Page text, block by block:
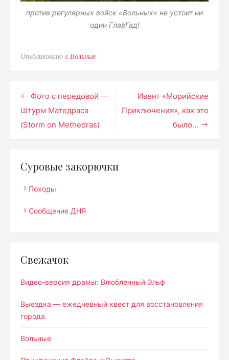
против регулярных войск «Вольных» не устоит ни
один ГлавГад!
Опубликовано в Вольные
Навигация
по
записям
Ивент «Морийские
Приключения», как это
было…
Фото с передовой —
Штурм Матедраса
(Storm on Methedras)
Суровые закорючки
Походы
Сообщение ДНЯ
Свежачок
Видео-версия драмы: Влюбленный Эльф
Выездка — ежедневный квест для восстановления
города
Вольные